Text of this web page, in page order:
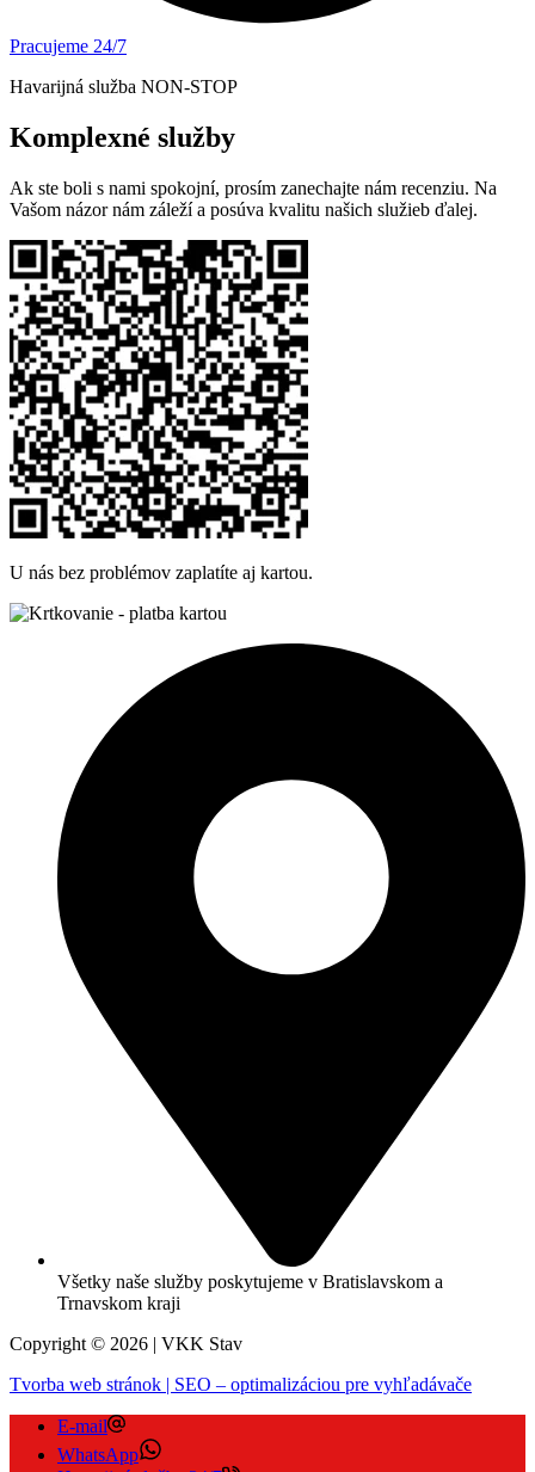
Pracujeme 24/7
Havarijná služba NON-STOP
Komplexné služby
Ak ste boli s nami spokojní, prosím zanechajte nám recenziu. Na
Vašom názor nám záleží a posúva kvalitu našich služieb ďalej.
U nás bez problémov zaplatíte aj kartou.
Všetky naše služby poskytujeme v Bratislavskom a
Trnavskom kraji
Copyright © 2026 | VKK Stav
Tvorba web stránok | SEO – optimalizáciou pre vyhľadávače
E-mail
WhatsApp